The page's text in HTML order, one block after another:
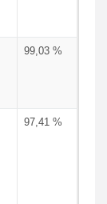
99,03 %
97,41 %